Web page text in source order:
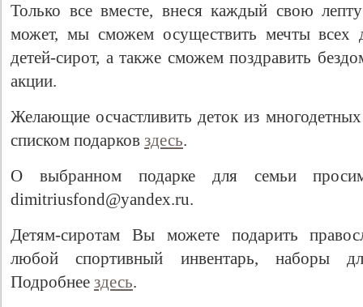
Только все вместе, внеся каждый свою
может, мы сможем осуществить мечты всех
детей-сирот, а также сможем поздравить
акции.
Желающие осчастливить деток из
списком подарков здесь.
О выбранном подарке для семьи
dimitriusfond@yandex.ru.
Детям-сиротам Вы можете подарить
любой спортивный инвентарь, наборы
Подробнее здесь.
Свидетельство